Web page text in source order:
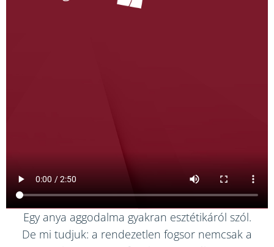
Egy anya aggodalma gyakran esztétikáról szól.
De mi tudjuk: a rendezetlen fogsor nemcsak a